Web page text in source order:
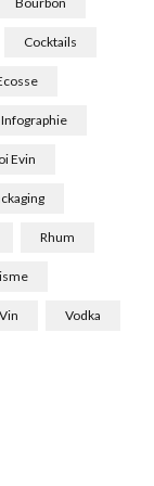
Cocktails
Infographie
Evin
Rhum
Vin Vodka